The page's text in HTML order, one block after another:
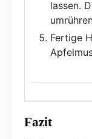
lassen.
Fertige
Fazit